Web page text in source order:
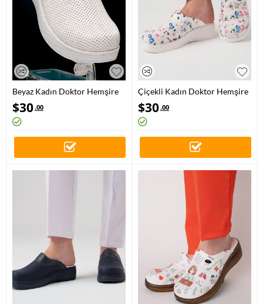
Beyaz Kadın Doktor Hemşire
Medikal Plus Prestij Desenli
Sabo Terlik
$30.00
Çiçekli Kadın Doktor Hemşire
Medikal Plus Prestij Desenli
Sabo Terlik
$30.00